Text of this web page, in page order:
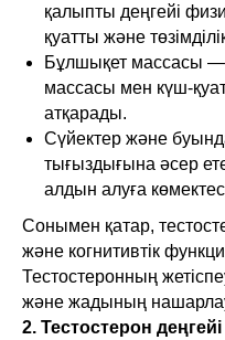
қалыпты деңгейі
қуатты және
Бұлшықет массасы —
массасы мен күш-
атқарады.
Сүйектер және
тығыздығына әсер
алдын алуға
Сонымен қатар,
және когнитивтік
Тестостеронның
және жадының
2. Тестостерон